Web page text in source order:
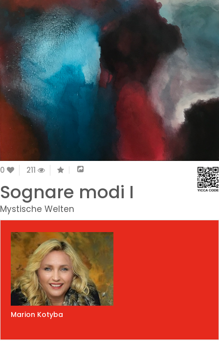
0 211
Sognare modi I
Mystische Welten
Marion Kotyba